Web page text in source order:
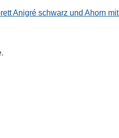
Anigré schwarz und Ahorn